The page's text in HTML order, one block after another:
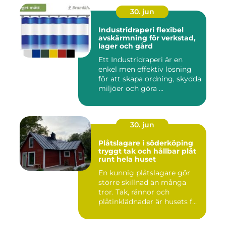
30. jun
Industridraperi flexibel
avskärmning för verkstad,
lager och gård
Ett Industridraperi är en
enkel men effektiv lösning
för att skapa ordning, skydda
miljöer och göra ...
30. jun
Plåtslagare i söderköping
tryggt tak och hållbar plåt
runt hela huset
En kunnig plåtslagare gör
större skillnad än många
tror. Tak, rännor och
plåtinklädnader är husets f...